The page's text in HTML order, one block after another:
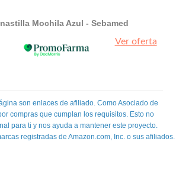
Mochila Azul - Sebamed
Ver oferta
son enlaces de afiliado. Como Asociado de
compras que cumplan los requisitos. Esto no
para ti y nos ayuda a mantener este proyecto.
registradas de Amazon.com, Inc. o sus afiliados.